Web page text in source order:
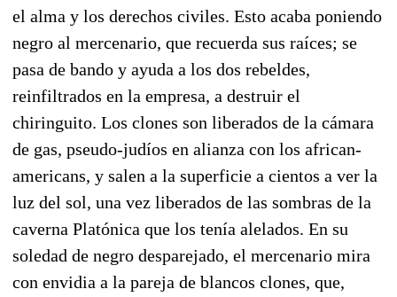
el alma y los derechos civiles. Esto acaba poniendo
negro al mercenario, que recuerda sus raíces; se
pasa de bando y ayuda a los dos rebeldes,
reinfiltrados en la empresa, a destruir el
chiringuito. Los clones son liberados de la cámara
de gas, pseudo-judíos en alianza con los african-
americans, y salen a la superficie a cientos a ver la
luz del sol, una vez liberados de las sombras de la
caverna Platónica que los tenía alelados. En su
soledad de negro desparejado, el mercenario mira
con envidia a la pareja de blancos clones, que,